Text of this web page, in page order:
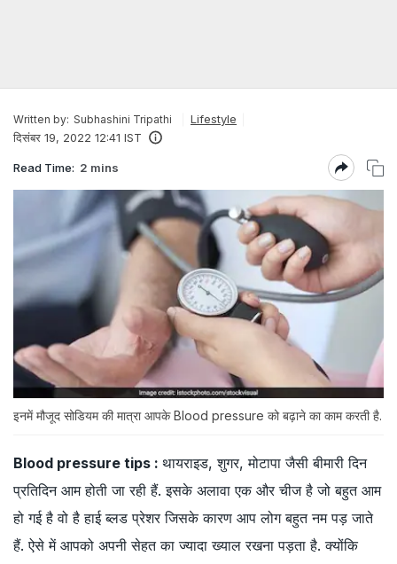
Written by: Subhashini Tripathi
Lifestyle
दिसंबर 19, 2022 12:41 IST
Read Time: 2 mins
इनमें मौजूद सोडियम की मात्रा आपके Blood pressure को बढ़ाने का काम करती है.
Blood pressure tips : थायराइड, शुगर, मोटापा जैसी बीमारी दिन
प्रतिदिन आम होती जा रही हैं. इसके अलावा एक और चीज है जो बहुत आम
हो गई है वो है हाई ब्लड प्रेशर जिसके कारण आप लोग बहुत नम पड़ जाते
हैं. ऐसे में आपको अपनी सेहत का ज्यादा ख्याल रखना पड़ता है. क्योंकि